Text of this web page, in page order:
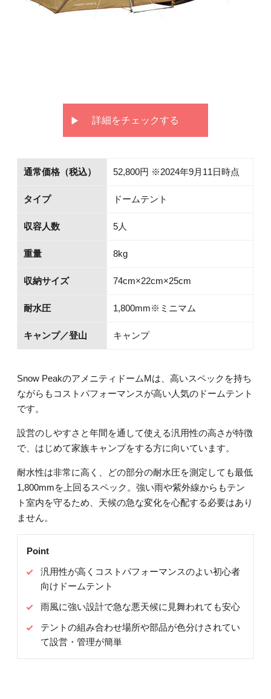
詳細をチェックする
通常価格（税込） 52,800円 ※2024年9月11日時点
タイプ ドームテント
収容人数 5人
重量 8kg
収納サイズ 74cm×22cm×25cm
耐水圧 1,800mm※ミニマム
キャンプ／登山 キャンプ
Snow PeakのアメニティドームMは、高いスペックを持ち
ながらもコストパフォーマンスが高い人気のドームテント
です。
設営のしやすさと年間を通して使える汎用性の高さが特徴
で、はじめて家族キャンプをする方に向いています。
耐水性は非常に高く、どの部分の耐水圧を測定しても最低
1,800mmを上回るスペック。強い雨や紫外線からもテン
ト室内を守るため、天候の急な変化を心配する必要はあり
ません。
Point
汎用性が高くコストパフォーマンスのよい初心者
向けドームテント
雨風に強い設計で急な悪天候に見舞われても安心
テントの組み合わせ場所や部品が色分けされてい
て設営・管理が簡単